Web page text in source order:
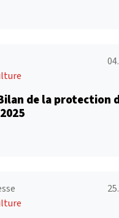
de la protection